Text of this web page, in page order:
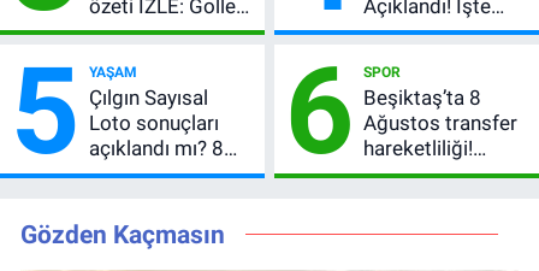
özeti İZLE: Goller
peş peşe geldi,
kırmızı kart gördü!
Açıklandı! İşte
Kazandıran 6
5 YAŞAM
Çılgın Sayısal
Loto sonuçları
açıklandı mı? 8
Ağustos 2026
numaralar
6 SPOR
Beşiktaş’ta 8
Ağustos transfer
hareketliliği!
Yönetim 5 bölge
Gözden Kaçmasın